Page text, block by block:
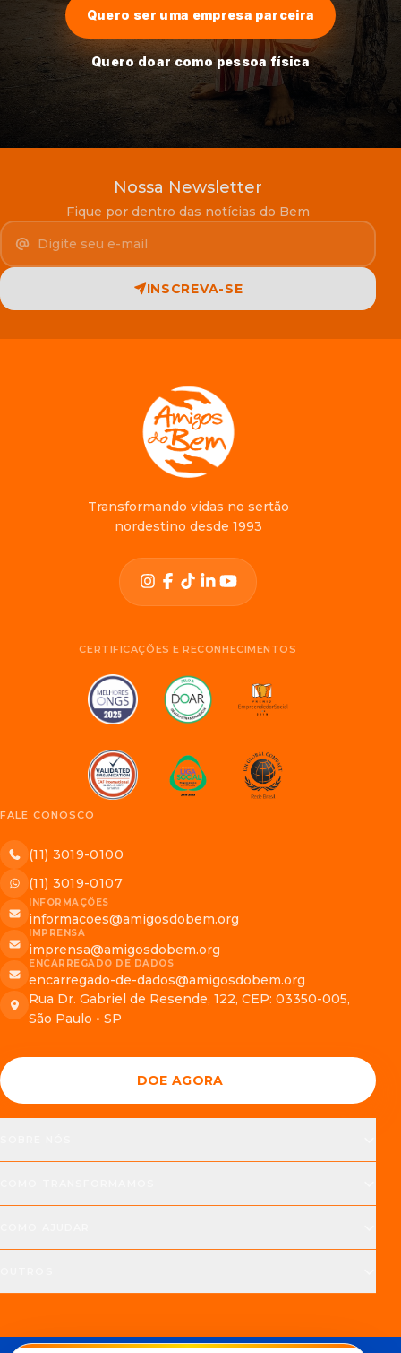
Quero ser uma empresa parceira
Quero doar como pessoa física
Nossa Newsletter
Fique por dentro das notícias do Bem
Seu e-mail
INSCREVA-SE
Transformando vidas no sertão
nordestino desde 1993
CERTIFICAÇÕES E RECONHECIMENTOS
FALE CONOSCO
(11) 3019-0100
(11) 3019-0107
INFORMAÇÕES
informacoes@amigosdobem.org
IMPRENSA
imprensa@amigosdobem.org
ENCARREGADO DE DADOS
encarregado-de-dados@amigosdobem.org
Rua Dr. Gabriel de Resende, 122, CEP: 03350-005,
São Paulo • SP
DOE AGORA